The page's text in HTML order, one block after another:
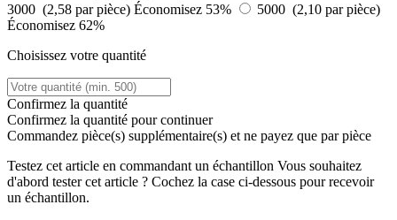
3000 (2,58 par pièce) Économisez 53%
5000 (2,10 par pièce)
Économisez 62%
Choisissez votre quantité
Confirmez la quantité
Confirmez la quantité pour continuer
Commandez pièce(s) supplémentaire(s) et ne payez que par pièce
Testez cet article en commandant un échantillon Vous souhaitez
d'abord tester cet article ? Cochez la case ci-dessous pour recevoir
un échantillon.